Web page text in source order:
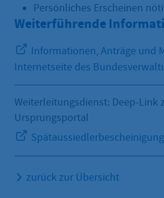
Persönliches Erscheinen
Weiterführende
Informationen, Anträge und
Internetseite des
Weiterleitungsdienst: Deep-Link
Ursprungsportal
zurück zur Übersicht